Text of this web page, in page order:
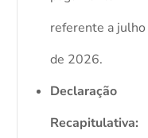
referente a julho
de 2026.
Declaração
Recapitulativa: